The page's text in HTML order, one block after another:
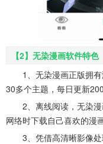
【2】无染漫画软件特色
1、无染漫画正版拥
30多个主题，每日更新200
2、离线阅读，无染
网络时下载自己喜欢的漫
3、凭借高清晰影像